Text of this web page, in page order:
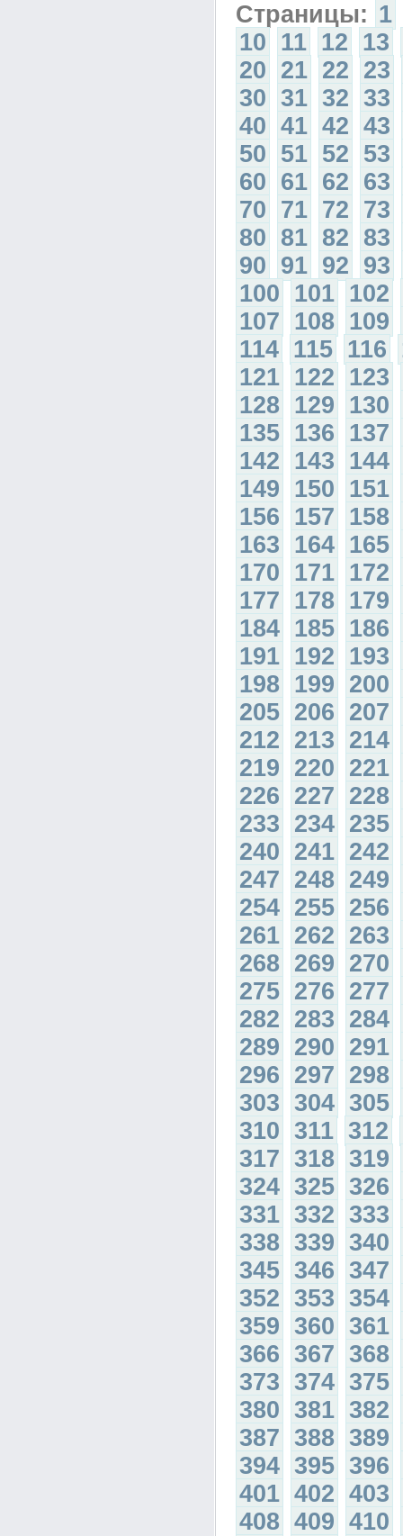
Страницы: 1
10 11 12 13
20 21 22 23
30 31 32 33
40 41 42 43
50 51 52 53
60 61 62 63
70 71 72 73
80 81 82 83
90 91 92 93
100 101 102
107 108 109
114 115 116
121 122 123
128 129 130
135 136 137
142 143 144
149 150 151
156 157 158
163 164 165
170 171 172
177 178 179
184 185 186
191 192 193
198 199 200
205 206 207
212 213 214
219 220 221
226 227 228
233 234 235
240 241 242
247 248 249
254 255 256
261 262 263
268 269 270
275 276 277
282 283 284
289 290 291
296 297 298
303 304 305
310 311 312
317 318 319
324 325 326
331 332 333
338 339 340
345 346 347
352 353 354
359 360 361
366 367 368
373 374 375
380 381 382
387 388 389
394 395 396
401 402 403
408 409 410